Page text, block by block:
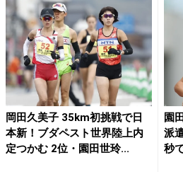
岡田久美子 35km初挑戦で日
本新！ブダペスト世界陸上内
定つかむ 2位・園田世玲...
園
派
秒